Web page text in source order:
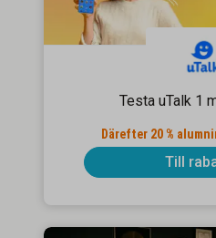
Testa uTalk 1
Därefter 20 %
Till